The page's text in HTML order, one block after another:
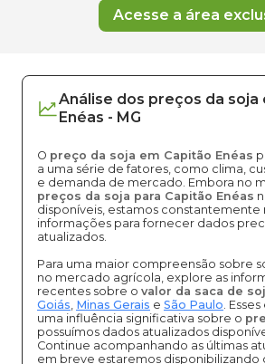
Acesse a área
Análise dos preços da soja
Enéas - MG
O preço da soja em Capitão Enéas
a uma série de fatores, como clima,
e demanda de mercado. Embora no
preços da soja para Capitão Enéas
disponíveis, estamos constantemente
informações para fornecer dados
atualizados.
Para uma maior compreensão sobre
no mercado agrícola, explore as
recentes sobre o valor da saca de
Goiás, Minas Gerais e São Paulo.
uma influência significativa sobre o
possuímos dados atualizados
Continue acompanhando as últimas
em breve estaremos disponibilizando